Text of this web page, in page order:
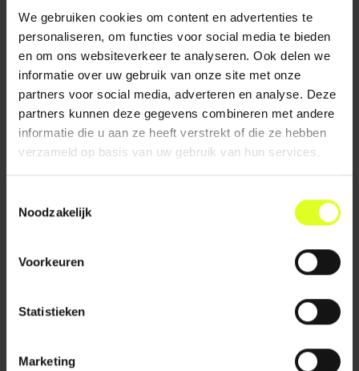
We gebruiken cookies om content en advertenties te
personaliseren, om functies voor social media te bieden
en om ons websiteverkeer te analyseren. Ook delen we
informatie over uw gebruik van onze site met onze
partners voor social media, adverteren en analyse. Deze
partners kunnen deze gegevens combineren met andere
informatie die u aan ze heeft verstrekt of die ze hebben
verzameld op basis van uw gebruik van hun services.
Noodzakelijk
Voorkeuren
Statistieken
Marketing